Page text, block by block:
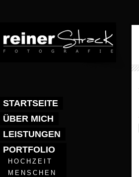
STARTSEITE
ÜBER MICH
LEISTUNGEN
PORTFOLIO
HOCHZEIT
MENSCHEN